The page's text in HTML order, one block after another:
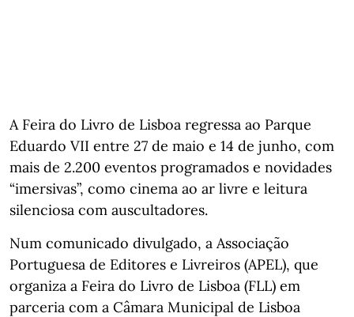
A Feira do Livro de Lisboa regressa ao Parque
Eduardo VII entre 27 de maio e 14 de junho, com
mais de 2.200 eventos programados e novidades
“imersivas”, como cinema ao ar livre e leitura
silenciosa com auscultadores.
Num comunicado divulgado, a Associação
Portuguesa de Editores e Livreiros (APEL), que
organiza a Feira do Livro de Lisboa (FLL) em
parceria com a Câmara Municipal de Lisboa